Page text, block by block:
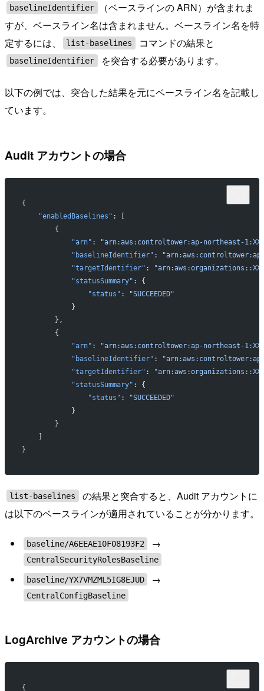
baselineIdentifier
（ベースラインの ARN）が含まれま
すが、ベースライン名は含まれません。ベースライン名を特
定するには、
list-baselines コマンドの結果と
baselineIdentifier を突合する必要があります。
以下の例では、突合した結果を元にベースライン名を記載し
ています。
Audit アカウントの場合
{
    "enabledBaselines"
: [
        {
            "arn"
:
"arn:aws:controltower:ap-northeast-
            "baselineIdentifier"
:
"arn:aws:controltower:ap-
            "targetIdentifier"
:
            "statusSummary"
: {
                "status"
:
"SUCCEEDED"
            }
        },
        {
            "arn"
:
"arn:aws:controltower:ap-northeast-
            "baselineIdentifier"
:
"arn:aws:controltower:ap-
            "targetIdentifier"
:
            "statusSummary"
: {
                "status"
:
"SUCCEEDED"
            }
        }
}
list-baselines
の結果と突合すると、Audit アカウントに
は以下のベースラインが適用されていることが分かります。
baseline/A6EEAE10F08193F2 →
CentralSecurityRolesBaseline
baseline/YX7VMZML5IG8EJUD →
CentralConfigBaseline
LogArchive アカウントの場合
{